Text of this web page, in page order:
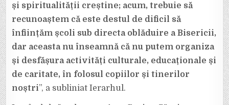
și spiritualității creștine; acum, trebuie să
recunoaștem că este destul de dificil să
înființăm școli sub directa oblăduire a Bisericii,
dar aceasta nu înseamnă că nu putem organiza
și desfășura activități culturale, educaționale și
de caritate, în folosul copiilor și tinerilor
noștri”, a subliniat Ierarhul.